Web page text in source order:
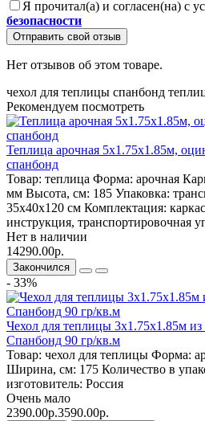
Я прочитал(а) и согласен(на) с
безопасности
Отправить свой отзыв
Нет отзывов об этом товаре.
чехол для теплицы спанбонд
Рекомендуем посмотреть
Теплица арочная 5x1.75x1.85м,
спанбонд
Товар: теплица Форма: арочная
мм Высота, см: 185 Упаковка:
35x40x120 см Комплектация:
инструкция, транспортировочная
Нет в наличии
14290.00р.
Закончился
- 33%
Чехол для теплицы 3х1.75х1.85м из
Спанбонд 90 гр/кв.м
Товар: чехол для теплицы Форма:
Ширина, см: 175 Количество в
изготовитель: Россия
Очень мало
2390.00р.3590.00р.